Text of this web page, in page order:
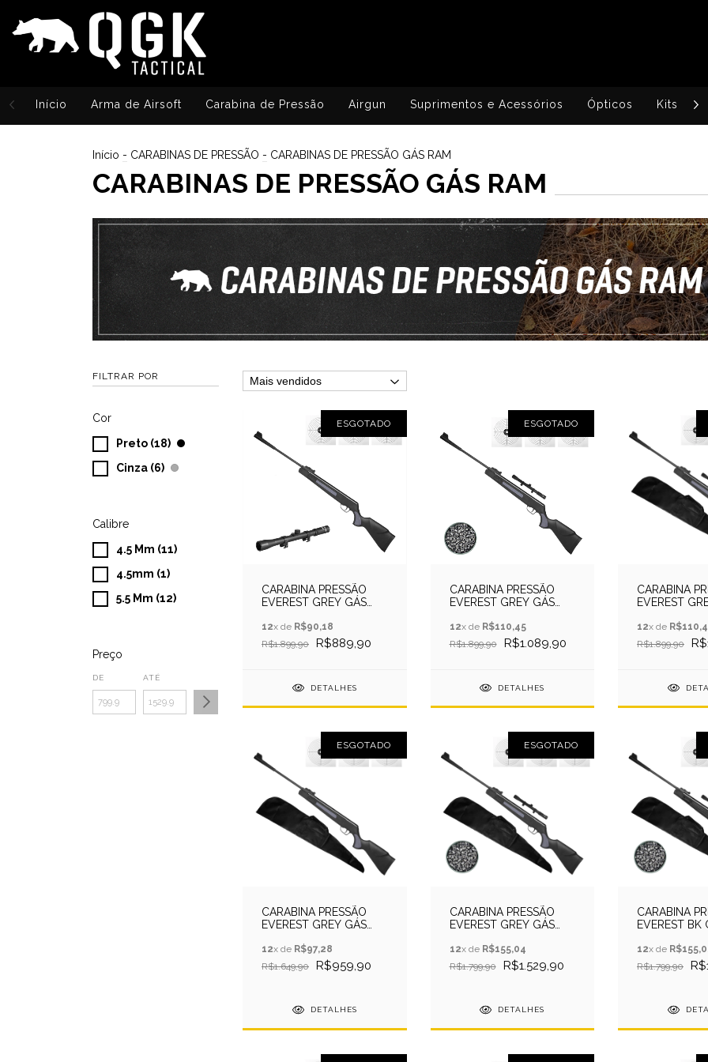
Início Arma de Airsoft Carabina de Pressão Airgun Suprimentos e Acessórios Ópticos Kits
Início - CARABINAS DE PRESSÃO - CARABINAS DE PRESSÃO GÁS RAM
CARABINAS DE PRESSÃO GÁS RAM
FILTRAR POR
Cor
Preto (18)
Cinza (6)
Calibre
4.5 Mm (11)
4.5mm (1)
5.5 Mm (12)
Preço
DE ATÉ
ESGOTADO
CARABINA PRESSÃO
EVEREST GREY GÁS
LUNETA
12x de R$90,18
R$1.899,90
R$889,90
DETALHES
ESGOTADO
CARABINA PRESSÃO
EVEREST GREY GÁS
+CHUMB+LUNETA
12x de R$110,45
R$1.899,90
R$1.089,90
DETALHES
CARABINA
EVEREST
LUNETA
12x de
R$1.899,90
ESGOTADO
CARABINA PRESSÃO
EVEREST GREY GÁS
12x de R$97,28
R$1.649,90
R$959,90
DETALHES
ESGOTADO
CARABINA PRESSÃO
EVEREST GREY GÁS
5.5+CAPA+CHUMB+LUNETA
12x de R$155,04
R$1.799,90
R$1.529,90
DETALHES
CARABINA
EVEREST BK
12x de
R$1.799,90